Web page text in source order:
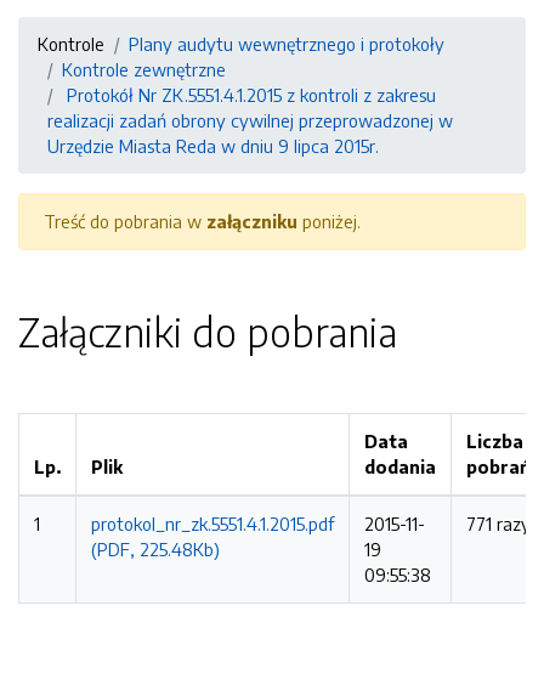
Kontrole
Plany audytu wewnętrznego i protokoły
Kontrole zewnętrzne
Protokół Nr ZK.5551.4.1.2015 z kontroli z zakresu
realizacji zadań obrony cywilnej przeprowadzonej w
Urzędzie Miasta Reda w dniu 9 lipca 2015r.
Treść do pobrania w załączniku poniżej.
Załączniki do pobrania
Lp. Plik
Data
dodania
Liczba
pobrań
1
protokol_nr_zk.5551.4.1.2015.pdf
(PDF, 225.48Kb)
2015-11-
19
09:55:38
771 razy